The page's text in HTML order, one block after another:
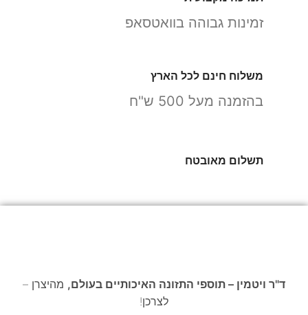
זמינות גבוהה בוואטסאפ
משלוח חינם לכל הארץ
בהזמנה מעל 500 ש"ח
תשלום מאובטח
ד"ר ויטמין – תוספי התזונה האיכותיים בעולם, מהיצרן –
לצרכן!